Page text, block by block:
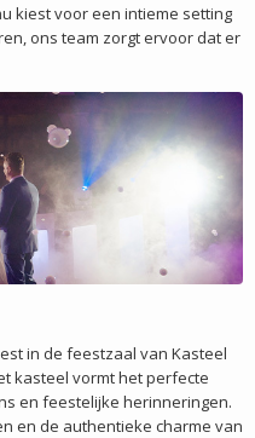
kiest voor een intieme setting
ons team zorgt ervoor dat er
in de feestzaal van Kasteel
kasteel vormt het perfecte
en feestelijke herinneringen.
en de authentieke charme van